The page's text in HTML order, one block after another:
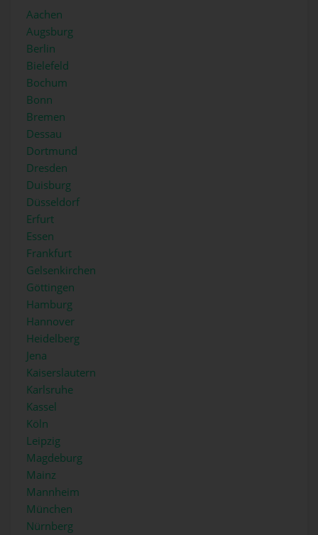
Aachen
Augsburg
Berlin
Bielefeld
Bochum
Bonn
Bremen
Dessau
Dortmund
Dresden
Duisburg
Düsseldorf
Erfurt
Essen
Frankfurt
Gelsenkirchen
Göttingen
Hamburg
Hannover
Heidelberg
Jena
Kaiserslautern
Karlsruhe
Kassel
Köln
Leipzig
Magdeburg
Mainz
Mannheim
München
Nürnberg